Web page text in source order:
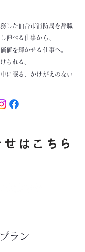
した仙台市消防局を辞職
伸べる仕事から、
値を輝かせる仕事へ。
られる、
に眠る、かけがえのない
はこちら
ラン